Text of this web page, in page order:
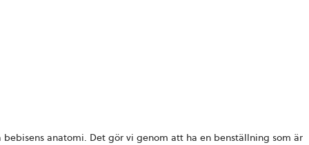
anatomi. Det gör vi genom att ha en benställning som är